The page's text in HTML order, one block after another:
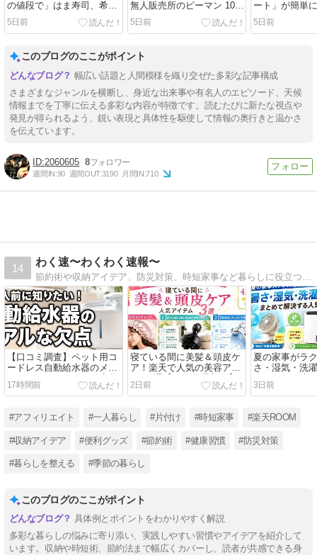
の値段で」はま寿司、希少
部位を使った本鮪の握りを
紹介「めっちゃ食いてえ」
｜Infoseekニュース
5日前
無人販売所のピーマン 10袋
で1000円のはずが回収箱に
は… 店主がたどり着いた
「真相」｜Infoseekニュー
5日前
ート」が簡単
う！ クーリッ
ンジレシピ”に
の発想」｜
5日前
このブログのここがポイント
幅広い話題と人間模様を織り交ぜた多彩な記事構成
さまざまなジャンルを横断し、身近な出来事や有名人のエピソード、天候
情報までを丁寧に伝える多彩な内容が特徴です。読むたびに新たな視点や
発見が得られるよう、鋭い表現と具体性を駆使して情報の奥行きと温かさ
を伝えています。
2060605 8
週間IN:90 週間OUT:3190 月間IN:710
14
わく速〜わくわく速報〜
【口コミ調査】ペット用コ
ードレス自動給水器のメリ
ット・デメリットを徹底分
析
17時間前
寝ている間に美髪＆頭皮ケ
ア！楽天で人気の美容アイ
テム3選【2026年最新版】
2日前
夏の家事がラ
さ・湿気・洗
まとめて解決
テム3選【2026
3日前
#アフィリエイト #一人暮らし #片付け #時短家事 #楽天ROOM
#収納アイデア #便利グッズ #節約術 #健康習慣 #防災対策
#暮らしを整える #季節の暮らし
このブログのここがポイント
具体例とポイントをわかりやすく解説
多彩な暮らしの悩みに寄り添い、実践しやすい習慣やアイデアを紹介して
います。収納や時短術、節約法まで幅広くカバーし、読者が共感できる身